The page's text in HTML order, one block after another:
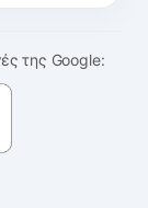
της Google: